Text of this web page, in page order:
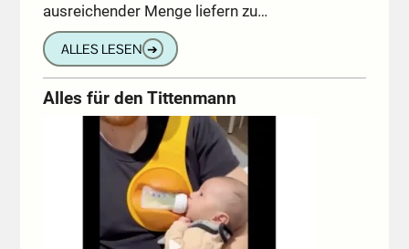
ausreichender Menge liefern zu…
ALLES LESEN ➔
Alles für den Tittenmann